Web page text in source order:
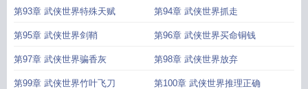
第93章 武侠世界特殊天赋 第94章 武侠世界抓走
第95章 武侠世界剑鞘 第96章 武侠世界买命铜钱
第97章 武侠世界骗香灰 第98章 武侠世界放弃
第99章 武侠世界竹叶飞刀 第100章 武侠世界推理正确